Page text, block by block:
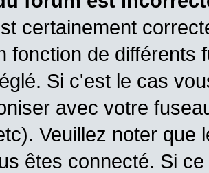
certainement
fonction de différents
Si c'est le cas
avec votre
Veuillez noter que
êtes connecté. Si